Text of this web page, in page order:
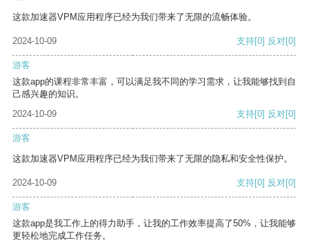
这款加速器VPM应用程序已经为我们带来了无限的流畅体验。
2024-10-09 支持[0] 反对[0]
游客
这款app的课程非常丰富，可以满足我不同的学习需求，让我能够找到自
己感兴趣的知识。
2024-10-09
支持[0] 反对[0]
游客
这款加速器VPM应用程序已经为我们带来了无限的隐私和安全性保护。
2024-10-09 支持[0] 反对[0]
游客
这款app是我工作上的得力助手，让我的工作效率提高了50%，让我能够
更轻松地完成工作任务。